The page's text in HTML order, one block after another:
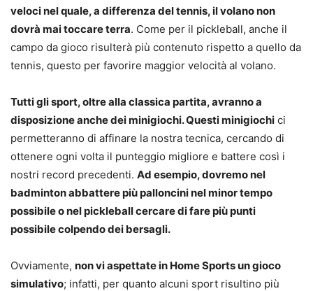
veloci nel quale, a differenza del tennis, il volano non
dovrà mai toccare terra. Come per il pickleball, anche il
campo da gioco risulterà più contenuto rispetto a quello da
tennis, questo per favorire maggior velocità al volano.
Tutti gli sport, oltre alla classica partita, avranno a
disposizione anche dei minigiochi. Questi minigiochi ci
permetteranno di affinare la nostra tecnica, cercando di
ottenere ogni volta il punteggio migliore e battere così i
nostri record precedenti. Ad esempio, dovremo nel
badminton abbattere più palloncini nel minor tempo
possibile o nel pickleball cercare di fare più punti
possibile colpendo dei bersagli.
Ovviamente, non vi aspettate in Home Sports un gioco
simulativo; infatti, per quanto alcuni sport risultino più